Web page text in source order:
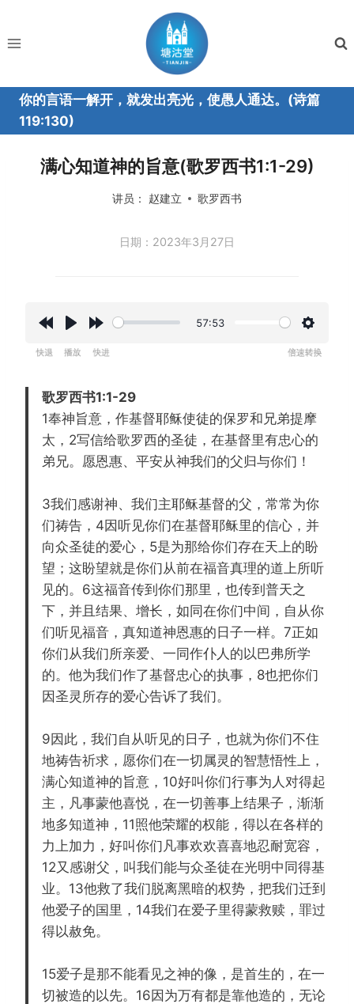
内
你的言语一解开，就发出亮光，使愚人通达。(诗篇
119:130)
满心知道神的旨意(歌罗西书1:1-29)
讲员： 赵建立 歌罗西书
日期：2023年3月27日
i
d
5
s
y
w
a
r
d
1
5
s
57:53
歌罗西书1:1-29
1奉神旨意，作基督耶稣使徒的保罗和兄弟提摩
太，2写信给歌罗西的圣徒，在基督里有忠心的
弟兄。愿恩惠、平安从神我们的父归与你们！
3我们感谢神、我们主耶稣基督的父，常常为你
们祷告，4因听见你们在基督耶稣里的信心，并
向众圣徒的爱心，5是为那给你们存在天上的盼
望；这盼望就是你们从前在福音真理的道上所听
见的。6这福音传到你们那里，也传到普天之
下，并且结果、增长，如同在你们中间，自从你
们听见福音，真知道神恩惠的日子一样。7正如
你们从我们所亲爱、一同作仆人的以巴弗所学
的。他为我们作了基督忠心的执事，8也把你们
因圣灵所存的爱心告诉了我们。
9因此，我们自从听见的日子，也就为你们不住
地祷告祈求，愿你们在一切属灵的智慧悟性上，
满心知道神的旨意，10好叫你们行事为人对得起
主，凡事蒙他喜悦，在一切善事上结果子，渐渐
地多知道神，11照他荣耀的权能，得以在各样的
力上加力，好叫你们凡事欢欢喜喜地忍耐宽容，
12又感谢父，叫我们能与众圣徒在光明中同得基
业。13他救了我们脱离黑暗的权势，把我们迁到
他爱子的国里，14我们在爱子里得蒙救赎，罪过
得以赦免。
15爱子是那不能看见之神的像，是首生的，在一
切被造的以先。16因为万有都是靠他造的，无论